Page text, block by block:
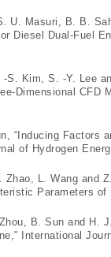
U. Masuri, B. B.
Diesel Dual-Fuel
-S. Kim, S. -Y. Lee
Dimensional CFD
“Inducing Factors
of Hydrogen
L. Wang and
Parameters
B. Sun and H.
International